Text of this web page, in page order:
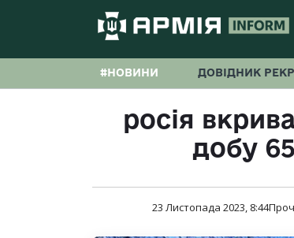
#НОВИНИ ДОВІДНИК
росія
добу
23 Листопада 2023, 8:44